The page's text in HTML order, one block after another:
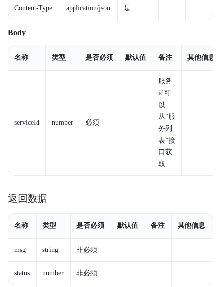
Content-Type application/json 是
Body
名称 类型 是否必须 默认值 备注 其他信息
serviceId number 必须
服务
id可
以
从“服
务列
表”接
口获
取
返回数据
名称 类型 是否必须 默认值 备注 其他信息
msg string 非必须
status number 非必须